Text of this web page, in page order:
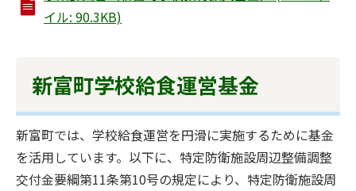
イル: 90.3KB)
新富町学校給食運営基金
新富町では、学校給食運営を円滑に実施するために基金
を活用しています。以下に、特定防衛施設周辺整備調整
交付金要綱第11条第10号の規定により、特定防衛施設周